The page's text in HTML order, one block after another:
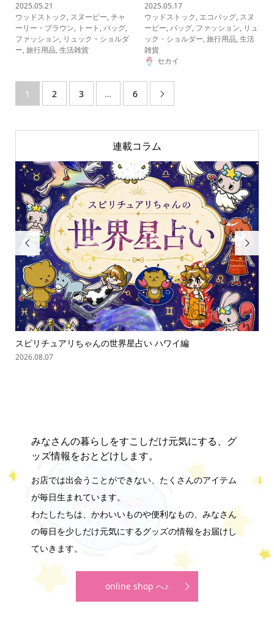
2025.05.21
ウッドストック, スヌーピー,チャ
ーリー・ブラウン, トート ,バッグ,
ファッション, リュック・ショルダ
ー,旅行用品,生活雑貨
2025.05.17
ウッドストック, エコバッグ, スヌ
ーピー,バッグ, ファッション, リュ
ック・ショルダー,旅行用品,生活
雑貨
セカイ
1 2 3 … 6 
連載コラム

スピリチュアリちゃんの世界星占い ハワイ編
2026.08.07

みなさんの暮らしをすこしだけ元気にする、グ
ッズ情報をおとどけします。
お店では出会うことができない、たくさんのアイテム
が毎日生まれています。
わたしたちは、かわいいものや便利なもの、みなさん
の毎日を少しだけ元気にするグッズの情報をお届けし
ていきます。
online shop へ♪